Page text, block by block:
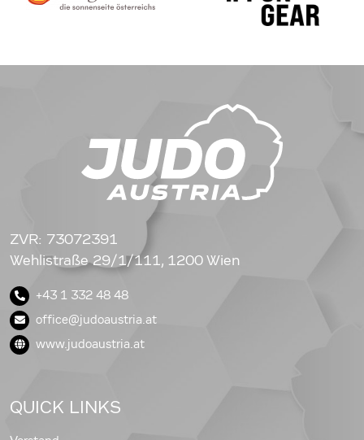
ZVR: 73072391
Wehlistraße 29/1/111, 1200 Wien
+43 1 332 48 48
office@judoaustria.at
www.judoaustria.at
QUICK LINKS